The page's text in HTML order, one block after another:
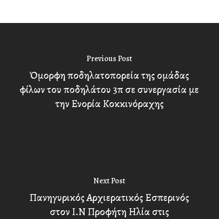
Previous Post
Όμορφη ποδηλατοπορεία της ομάδας
φίλων του ποδηλάτου 3π σε συνεργασία με
την Ενορία Κοκκινόραχης
Next Post
Πανηγυρικός Αρχιερατικός Εσπερινός
στον Ι.Ν Προφήτη Ηλία στις